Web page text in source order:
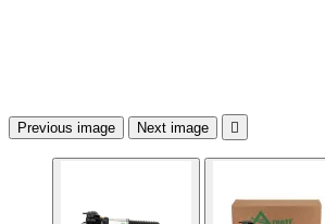
Previous image Next image 